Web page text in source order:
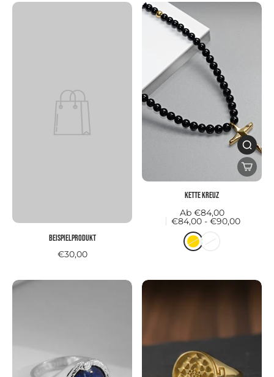
Beispielprodukt
€30,00
Kette KREUZ
Ab €84,00
€84,00 - €90,00